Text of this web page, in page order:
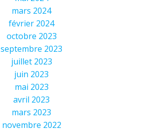
mars 2024
février 2024
octobre 2023
septembre 2023
juillet 2023
juin 2023
mai 2023
avril 2023
mars 2023
novembre 2022